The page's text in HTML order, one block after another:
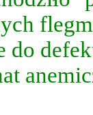
do